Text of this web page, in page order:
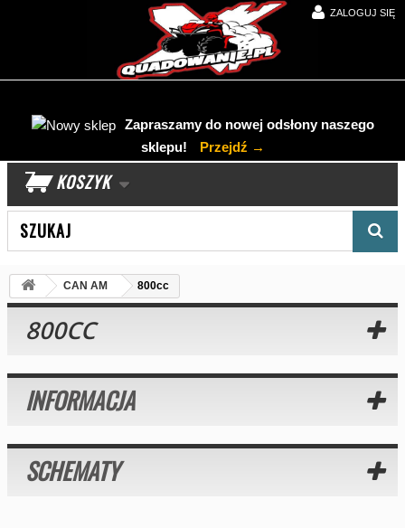
ZALOGUJ SIĘ
Zapraszamy do nowej odsłony naszego
sklepu!
Przejdź →
KOSZYK
CAN AM 800cc
800CC
INFORMACJA
SCHEMATY